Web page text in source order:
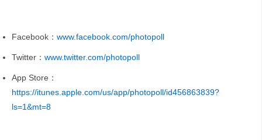
Facebook： www.facebook.com/photopoll
Twitter： www.twitter.com/photopoll
App Store：
https://itunes.apple.com/us/app/photopoll/id456863839?
ls=1&mt=8